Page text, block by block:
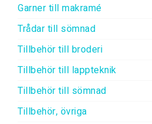
Garner till makramé
Trådar till sömnad
Tillbehör till broderi
Tillbehör till lappteknik
Tillbehör till sömnad
Tillbehör, övriga